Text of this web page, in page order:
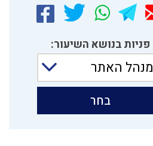
פניות בנושא השיעור:
מנהל האתר
בחר